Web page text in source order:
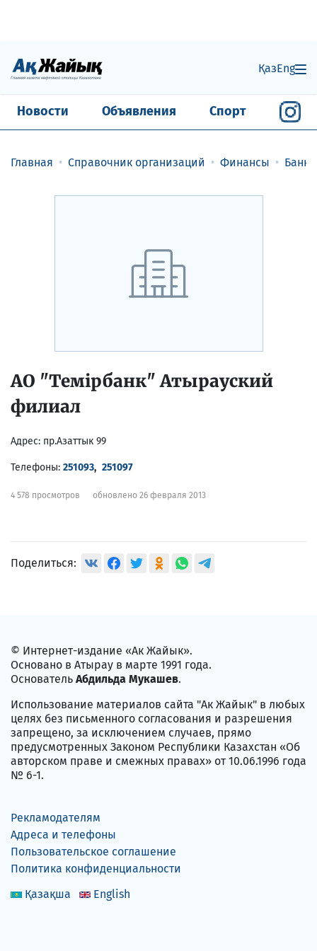
ҚазEng
Новости Объявления Спорт
Главная Справочник организаций Финансы Банки
АО "Темiрбанк" Атырауcкий
филиал
Адрес: пр.Азаттык 99
Телефоны: 251093, 251097
4 578 просмотров обновлено 26 февраля 2013
Поделиться:
© Интернет-издание «Ак Жайык».
Основано в Атырау в марте 1991 года.
Основатель Абдильда Мукашев.
Использование материалов сайта "Ак Жайык" в любых
целях без письменного согласования и разрешения
запрещено, за исключением случаев, прямо
предусмотренных Законом Республики Казахстан «Об
авторском праве и смежных правах» от 10.06.1996 года
№ 6-1.
Рекламодателям
Адреса и телефоны
Пользовательское соглашение
Политика конфиденциальности
Қазақша
English